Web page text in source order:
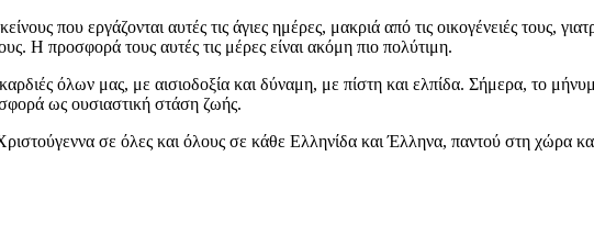
που εργάζονται αυτές τις άγιες ημέρες, μακριά από τις οικογένειές τους,
Η προσφορά τους αυτές τις μέρες είναι ακόμη πιο πολύτιμη.
όλων μας, με αισιοδοξία και δύναμη, με πίστη και ελπίδα. Σήμερα, το
ως ουσιαστική στάση ζωής.
σε όλες και όλους σε κάθε Ελληνίδα και Έλληνα, παντού στη χώρα